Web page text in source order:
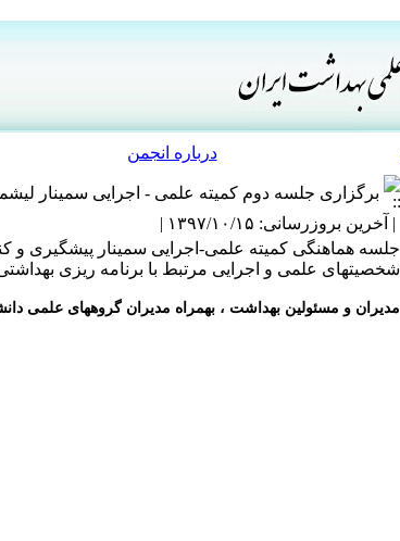
درباره انجمن
برگزاری جلسه دوم کمیته علمی - اجرایی سمینار
| آخرین بروزرسانی: ۱۳۹۷/۱۰/۱۵ |
شخصیتهای علمی و اجرایی مرتبط با برنامه ریزی
مدیران و مسئولین بهداشت ، بهمراه مدیران گروههای علمی